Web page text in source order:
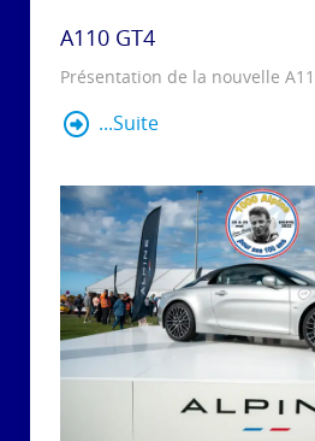
A110 GT4
Présentation de la nouvelle
...Suite